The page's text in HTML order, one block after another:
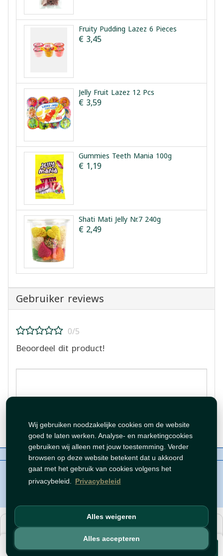
Wij gebruiken noodzakelijke cookies om de website
goed te laten werken. Analyse- en marketingcookies
gebruiken wij alleen met jouw toestemming. Verder
browsen op deze website betekent dat u akkoord
gaat met het gebruik van cookies volgens het
privacybeleid. Privacybeleid
Alles weigeren
Alles accepteren
€ 2,99 Voeg toe
Fruity Pudding Lazez 6 Pieces
€ 3,45
Jelly Fruit Lazez 12 Pcs
€ 3,59
Gummies Teeth Mania 100g
€ 1,19
Shati Mati Jelly Nr.7 240g
€ 2,49
Gebruiker reviews
0/5
Beoordeel dit product!
Beoordeling plaatsen
Over ons Beleid
WhatsAppen
auteursrechten©Tawfeer 2018-2026
هذا متجر جملة. الأسعار وميزات الشراء متاحة فقط للحساباتالمسجّلة
والمفعّلة
سجّل دخولأوافتح حساب .